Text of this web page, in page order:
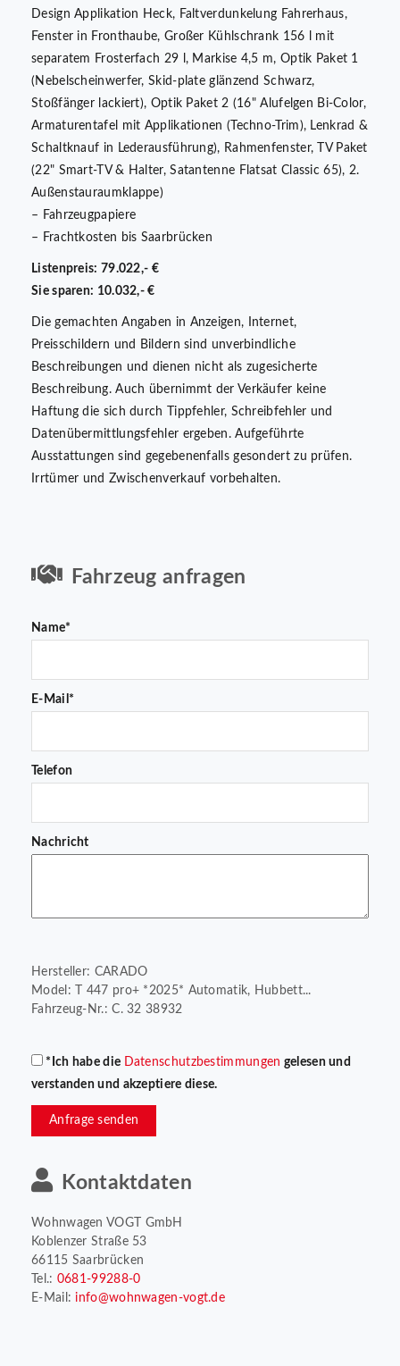
Design Applikation Heck, Faltverdunkelung Fahrerhaus,
Fenster in Fronthaube, Großer Kühlschrank 156 l mit
separatem Frosterfach 29 l, Markise 4,5 m, Optik Paket 1
(Nebelscheinwerfer, Skid-plate glänzend Schwarz,
Stoßfänger lackiert), Optik Paket 2 (16" Alufelgen Bi-Color,
Armaturentafel mit Applikationen (Techno-Trim), Lenkrad &
Schaltknauf in Lederausführung), Rahmenfenster, TV Paket
(22" Smart-TV & Halter, Satantenne Flatsat Classic 65), 2.
Außenstauraumklappe)
– Fahrzeugpapiere
– Frachtkosten bis Saarbrücken
Listenpreis: 79.022,- €
Sie sparen: 10.032,- €
Die gemachten Angaben in Anzeigen, Internet,
Preisschildern und Bildern sind unverbindliche
Beschreibungen und dienen nicht als zugesicherte
Beschreibung. Auch übernimmt der Verkäufer keine
Haftung die sich durch Tippfehler, Schreibfehler und
Datenübermittlungsfehler ergeben. Aufgeführte
Ausstattungen sind gegebenenfalls gesondert zu prüfen.
Irrtümer und Zwischenverkauf vorbehalten.
Fahrzeug anfragen
Name*
E-Mail*
Telefon
Nachricht
Hersteller: CARADO
Model: T 447 pro+ *2025* Automatik, Hubbett...
Fahrzeug-Nr.: C. 32 38932
*Ich habe die Datenschutzbestimmungen gelesen und
verstanden und akzeptiere diese.
Anfrage senden
Kontaktdaten
Wohnwagen VOGT GmbH
Koblenzer Straße 53
66115 Saarbrücken
Tel.: 0681-99288-0
E-Mail: info@wohnwagen-vogt.de